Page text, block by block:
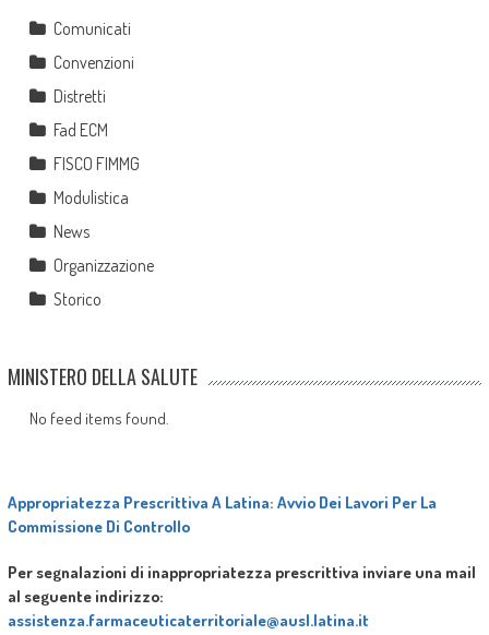
Comunicati
Convenzioni
Distretti
Fad ECM
FISCO FIMMG
Modulistica
News
Organizzazione
Storico
MINISTERO DELLA SALUTE
No feed items found.
Appropriatezza Prescrittiva A Latina: Avvio Dei Lavori Per La
Commissione Di Controllo
Per segnalazioni di inappropriatezza prescrittiva inviare una mail
al seguente indirizzo:
assistenza.farmaceuticaterritoriale@ausl.latina.it